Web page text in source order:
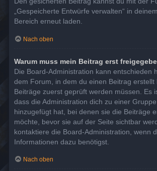
„Gespeicherte Entwürfe verwalten“ in
Bereich erneut laden.
Nach oben
Warum muss mein Beitrag erst
Die Board-Administration kann entschieden
dem Forum, in dem du einen Beitrag erstellt
Beiträge zuerst geprüft werden müssen. Es
dass die Administration dich zu einer
hinzugefügt hat, bei denen sie die Beiträge
möchte, bevor sie auf der Seite sichtbar
kontaktiere die Board-Administration, wenn
Informationen dazu benötigst.
Nach oben